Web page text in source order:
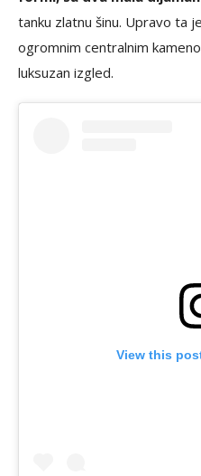
tanku zlatnu šinu. Upravo ta
ogromnim centralnim
luksuzan izgled.
View this